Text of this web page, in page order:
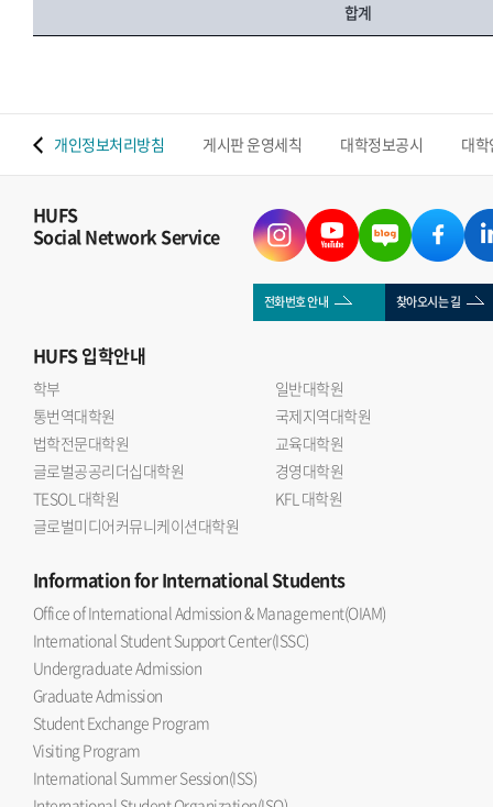
합계
개인정보처리방침 게시판 운영세칙 대학정보공시 대
HUFS
Social Network Service
전화번호 안내 찾아오시는 길
HUFS입학안내
학부
일반대학원
통번역대학원
국제지역대학원
법학전문대학원
교육대학원
글로벌공공리더십대학원
경영대학원
TESOL 대학원
KFL 대학원
글로벌미디어커뮤니케이션대학원
Informationfor International Students
Office of International Admission & Management(OIAM)
International Student Support Center(ISSC)
Undergraduate Admission
Graduate Admission
Student Exchange Program
Visiting Program
International Summer Session(ISS)